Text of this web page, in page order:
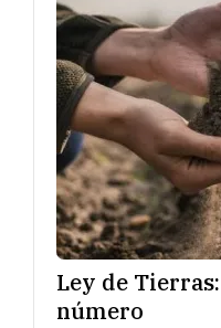
Ley de
número